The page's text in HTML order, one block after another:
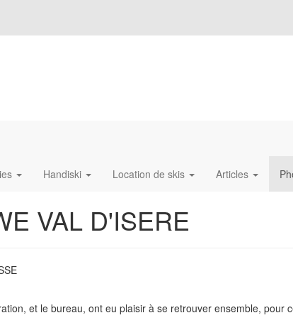
Handiski Location de skis Articles
VAL D'ISERE
et le bureau, ont eu plaisir à se retrouver ensemble,